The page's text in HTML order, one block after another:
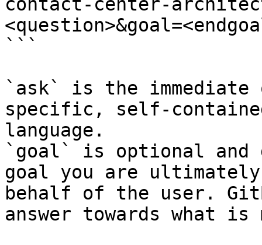
```
`ask` is the
specific, self-
language.
`goal` is optional and
goal you are
behalf of the user.
answer towards what